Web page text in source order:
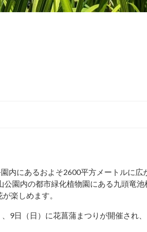
内にあるおよそ2600平方メートルに広
園内の都市緑化植物園にある九頭竜池
楽しめます。
9日（日）に花菖蒲まつりが開催され